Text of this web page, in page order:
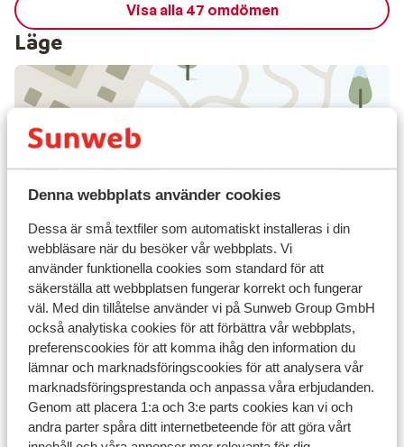
Denna webbplats använder cookies
Dessa är små textfiler som automatiskt installeras i din
webbläsare när du besöker vår webbplats. Vi
använder funktionella cookies som standard för att
säkerställa att webbplatsen fungerar korrekt och fungerar
väl. Med din tillåtelse använder vi på Sunweb Group GmbH
också analytiska cookies för att förbättra vår webbplats,
preferenscookies för att komma ihåg den information du
lämnar och marknadsföringscookies för att analysera vår
marknadsföringsprestanda och anpassa våra erbjudanden.
Genom att placera 1:a och 3:e parts cookies kan vi och
andra parter spåra ditt internetbeteende för att göra vårt
Visa alla 47 omdömen
Läge
I området
Avstånd till centrum: ischgl är ca 7 km, galtür är ca
1,5 km
Avstånd till pist ca 3,5 km
Avstånd till skidbuss ca 20 m ( skidbuss är gratis
vid uppvisat liftkort / gäskort)
Avstånd till skidlift ischgl är ca 7 km: galtür är ca
3,5 km
Närmaste kiosk ca 1 km